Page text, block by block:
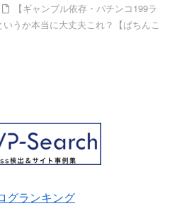
【ギャンブル依存・パチンコ199ラ
うか本当に大丈夫これ？【ぱちんこ
グランキング